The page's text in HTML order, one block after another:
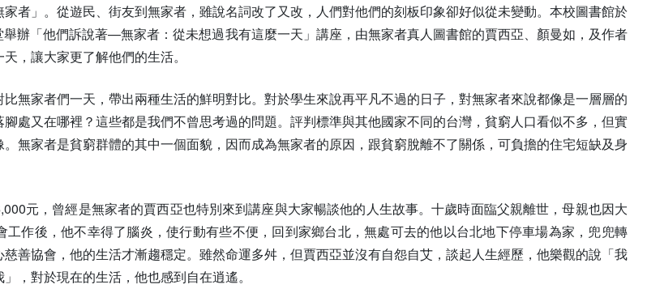
者」。從遊民、街友到無家者，雖說名詞改了又改，人們對他們的刻板印象卻好似從未變動。本校圖書館於
辦「他們訴說著—無家者：從未想過我有這麼一天」講座，由無家者真人圖書館的賈西亞、顏曼如，及作者
，讓大家更了解他們的生活。
無家者們一天，帶出兩種生活的鮮明對比。對於學生來說再平凡不過的日子，對無家者來說都像是一層層的
處又在哪裡？這些都是我們不曾思考過的問題。評判標準與其他國家不同的台灣，貧窮人口看似不多，但實
無家者是貧窮群體的其中一個面貌，因而成為無家者的原因，跟貧窮脫離不了關係，可負擔的住宅短缺及身
元，曾經是無家者的賈西亞也特別來到講座與大家暢談他的人生故事。十歲時面臨父親離世，母親也因大
工作後，他不幸得了腦炎，使行動有些不便，回到家鄉台北，無處可去的他以台北地下停車場為家，兜兜轉
善協會，他的生活才漸趨穩定。雖然命運多舛，但賈西亞並沒有自怨自艾，談起人生經歷，他樂觀的說「我
，對於現在的生活，他也感到自在逍遙。